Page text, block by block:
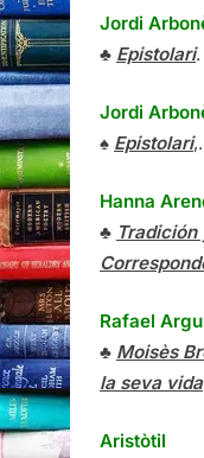
Jordi
♣ Epistolari.
Jordi
♠ Epistolari,.
Hanna
♣
Rafael
♣ Moisès
la seva vida
Aristòtil